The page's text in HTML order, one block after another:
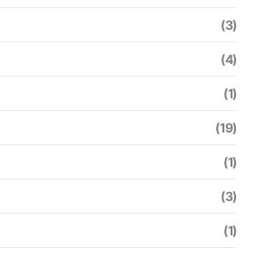
(3)
(4)
(1)
(19)
(1)
(3)
(1)